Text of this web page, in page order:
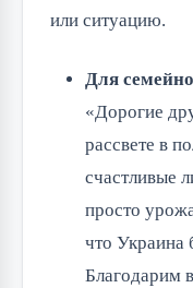
или ситуацию.
Для
«Дорогие
рассвете в
счастливые
просто
что Украина
Благодарим